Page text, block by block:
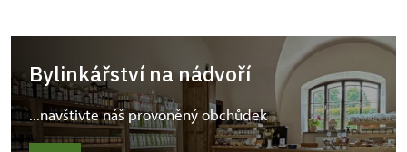
Bylinkářství na nádvoří
...navštivte náš provoněný obchůdek